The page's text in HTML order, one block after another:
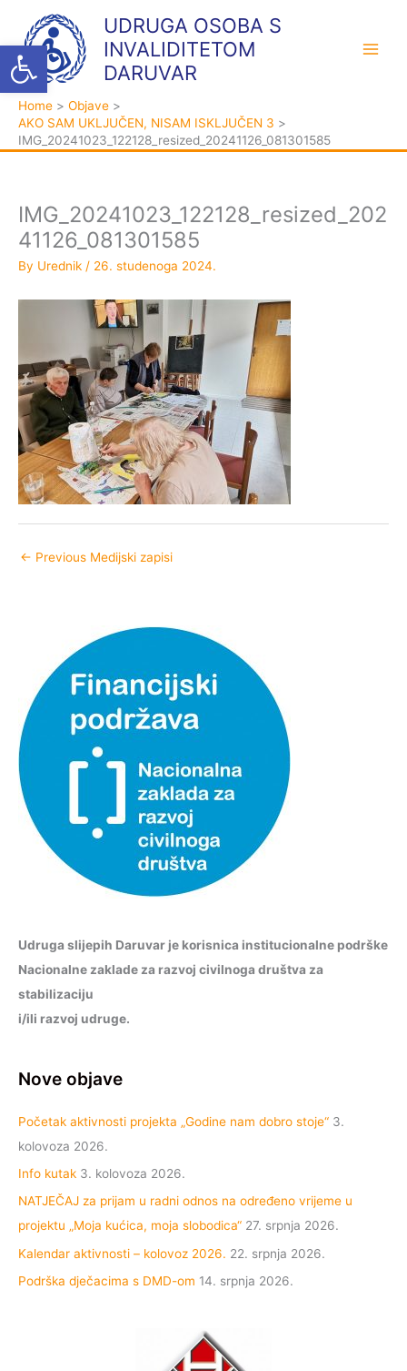
Open toolbar
content
UDRUGA OSOBA S
INVALIDITETOM
DARUVAR
Home
Objave
AKO SAM UKLJUČEN, NISAM ISKLJUČEN 3
IMG_20241023_122128_resized_20241126_081301585
IMG_20241023_122128_resized_202
41126_081301585
By Urednik / 26. studenoga 2024.
← Previous Medijski zapisi
Udruga slijepih Daruvar je korisnica institucionalne podrške
Nacionalne zaklade za razvoj civilnoga društva za
stabilizaciju
i/ili razvoj udruge.
Nove objave
Početak aktivnosti projekta „Godine nam dobro stoje“ 3.
kolovoza 2026.
Info kutak 3. kolovoza 2026.
NATJEČAJ za prijam u radni odnos na određeno vrijeme u
projektu „Moja kućica, moja slobodica“ 27. srpnja 2026.
Kalendar aktivnosti – kolovoz 2026. 22. srpnja 2026.
Podrška dječacima s DMD-om 14. srpnja 2026.
t
e
g
o
e
h
i
v
a